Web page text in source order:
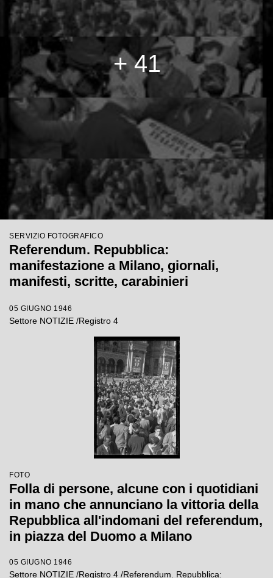
+ 41
SERVIZIO FOTOGRAFICO
Referendum. Repubblica:
manifestazione a Milano, giornali,
manifesti, scritte, carabinieri
05 GIUGNO 1946
Settore NOTIZIE /Registro 4
FOTO
Folla di persone, alcune con i quotidiani
in mano che annunciano la vittoria della
Repubblica all'indomani del referendum,
in piazza del Duomo a Milano
05 GIUGNO 1946
Settore NOTIZIE /Registro 4 /Referendum. Repubblica: